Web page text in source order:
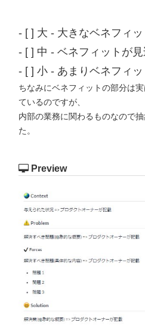
- [ ] 大 - 大きなベネフィ
- [ ] 中 - ベネフィットが見
ちなみにベネフィットの部分は
ているのですが、
内部の業務に関わるものなので
た。
Preview